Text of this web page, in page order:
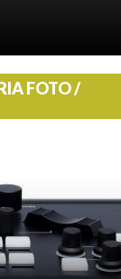
FOTO /